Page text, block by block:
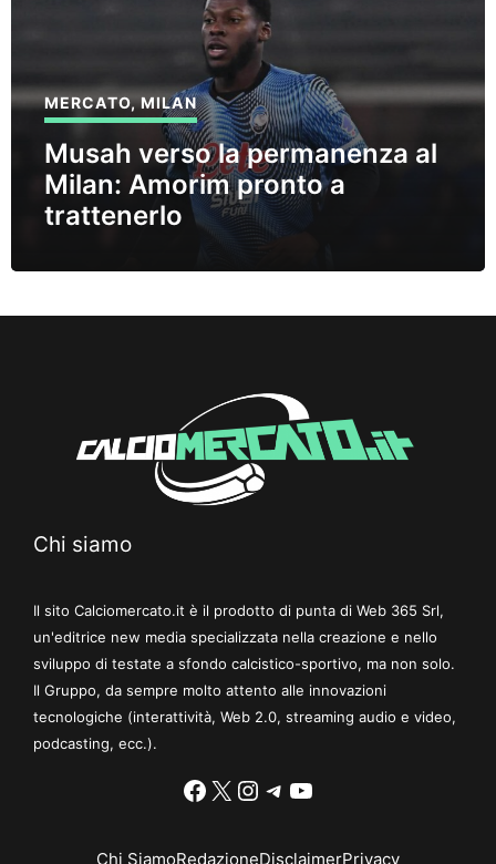
MERCATO,MILAN
Musah verso la permanenza al
Milan: Amorim pronto a
trattenerlo
Chi siamo
Il sito Calciomercato.it è il prodotto di punta di Web 365 Srl,
un'editrice new media specializzata nella creazione e nello
sviluppo di testate a sfondo calcistico-sportivo, ma non solo.
Il Gruppo, da sempre molto attento alle innovazioni
tecnologiche (interattività, Web 2.0, streaming audio e video,
podcasting, ecc.).
Facebook
X Instagram
Telegram
YouTube
Chi SiamoRedazioneDisclaimerPrivacy